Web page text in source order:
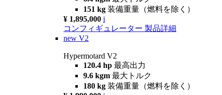
151 kg 装備重量（燃料を除く）
¥ 1,895,000 i
コンフィギュレーター 製品詳細
new V2
Hypermotard V2
120.4 hp 最高出力
9.6 kgm 最大トルク
180 kg 装備重量（燃料を除く）